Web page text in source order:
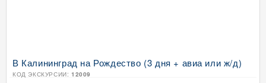
В Калининград на Рождество (3 дня + авиа или ж/д)
КОД ЭКСКУРСИИ: 12009